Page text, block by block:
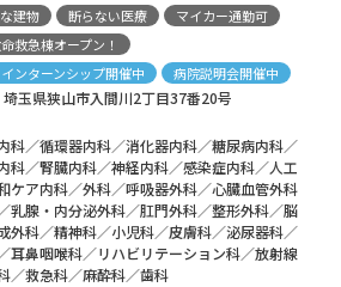
建物 断らない医療
マイカー通勤可
救急棟オープン！
インターンシップ開催中 病院説明会開催中
玉県狭山市入間川2丁目37番20号
科／循環器内科／消化器内科／糖尿病内科／
科／腎臓内科／神経内科／感染症内科／人工
ケア内科／外科／呼吸器外科／心臓血管外科
乳腺・内分泌外科／肛門外科／整形外科／脳
外科／精神科／小児科／皮膚科／泌尿器科／
耳鼻咽喉科／リハビリテーション科／放射線
／救急科／麻酔科／歯科